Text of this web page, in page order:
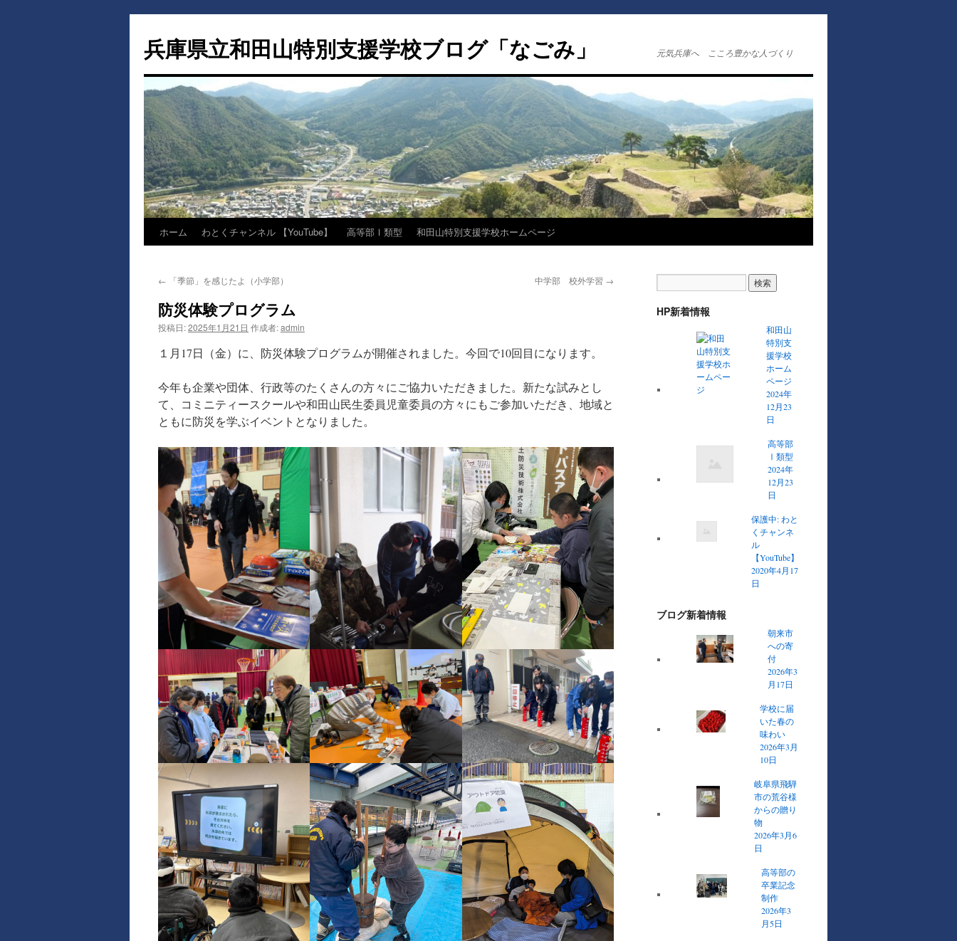
兵庫県立和田山特別支援学校ブログ「なごみ」 元気兵庫へ こころ豊かな人づくり
ッ
ホーム わとくチャンネル 【YouTube】 高等部Ⅰ類型 和田山特別支援学校ホームページ
← 「季節」を感じたよ（小学部） 中学部 校外学習 →
防災体験プログラム
投稿日:2025年1月21日 作成者:admin
１月17日（金）に、防災体験プログラムが開催されました。今回で10回目になります。
今年も企業や団体、行政等のたくさんの方々にご協力いただきました。新たな試みとし
て、コミニティースクールや和田山民生委員児童委員の方々にもご参加いただき、地域と
ともに防災を学ぶイベントとなりました。
HP新着情報
和田山
特別支
援学校
ホーム
ページ
2024年
12月23
日
高等部
Ⅰ類型
2024年
12月23
日
保護中: わと
くチャンネ
ル
【YouTube】
2020年4月17
日
ブログ新着情報
朝来市
への寄
付
2026年3
月17日
学校に届
いた春の
味わい
2026年3月
10日
岐阜県飛騨
市の荒谷様
からの贈り
物
2026年3月6
日
高等部の
卒業記念
制作
2026年3
月5日